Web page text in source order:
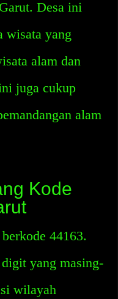
Desa ini
wisata yang
alam dan
juga cukup
alam
Kode
44163.
yang masing-
wilayah